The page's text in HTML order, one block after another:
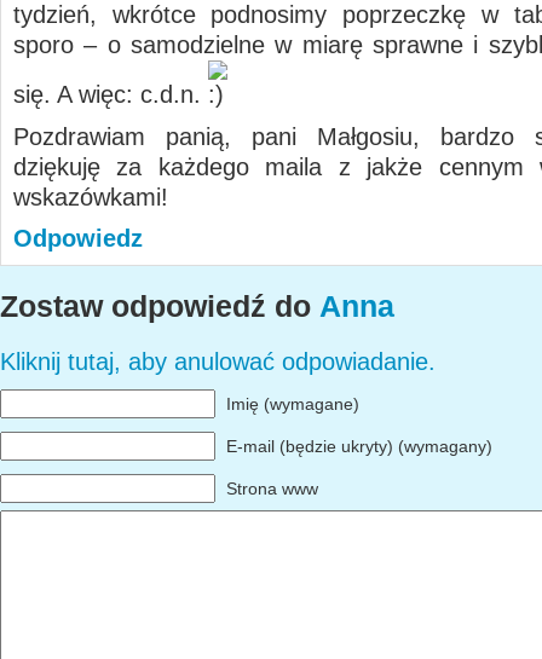
tydzień, wkrótce podnosimy poprzeczkę w
sporo – o samodzielne w miarę sprawne i
się. A więc: c.d.n.
Pozdrawiam panią, pani Małgosiu, bardzo
dziękuję za każdego maila z jakże cennym
wskazówkami!
Odpowiedz
Zostaw odpowiedź do Anna
Kliknij tutaj, aby anulować odpowiadanie.
Imię (wymagane)
E-mail (będzie ukryty) (wymagany)
Strona www